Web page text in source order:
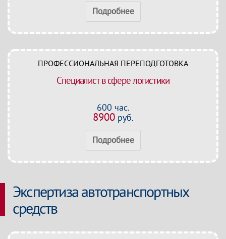
Подробнее
ПРОФЕССИОНАЛЬНАЯ ПЕРЕПОДГОТОВКА
Специалист в сфере логистики
600 час.
8900руб.
Подробнее
Экспертиза автотранспортных
средств